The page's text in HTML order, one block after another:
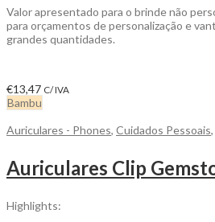
Valor apresentado para o brinde não
para orçamentos de personalização e
grandes quantidades.
€13,47 C/ IVA
Bambu
Auriculares - Phones, Cuidados Pessoais,
Highlights: